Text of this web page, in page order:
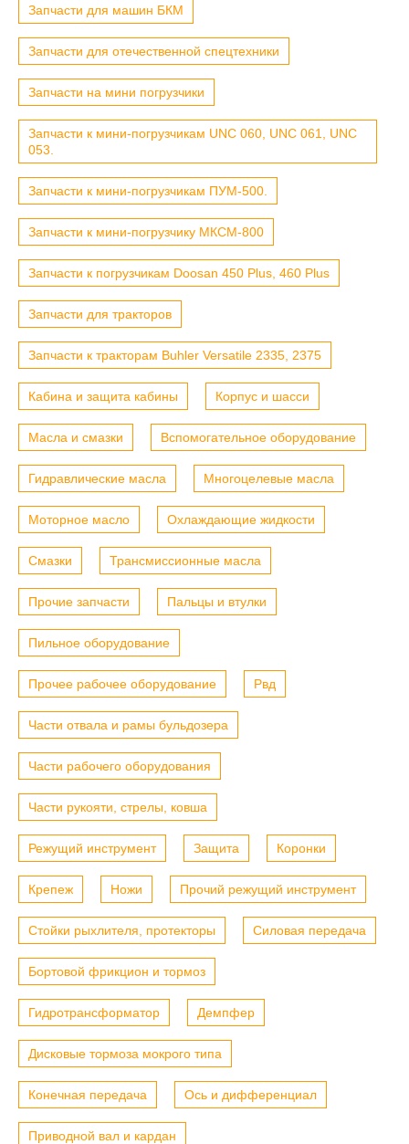
Запчасти для машин БКМ
Запчасти для отечественной спецтехники
Запчасти на мини погрузчики
Запчасти к мини-погрузчикам UNC 060, UNC 061, UNC
053.
Запчасти к мини-погрузчикам ПУМ-500.
Запчасти к мини-погрузчику МКСМ-800
Запчасти к погрузчикам Doosan 450 Plus, 460 Plus
Запчасти для тракторов
Запчасти к тракторам Buhler Versatile 2335, 2375
Кабина и защита кабины Корпус и шасси
Масла и смазки Вспомогательное оборудование
Гидравлические масла Многоцелевые масла
Моторное масло Охлаждающие жидкости
Смазки Трансмиссионные масла
Прочие запчасти Пальцы и втулки
Пильное оборудование
Прочее рабочее оборудование Рвд
Части отвала и рамы бульдозера
Части рабочего оборудования
Части рукояти, стрелы, ковша
Режущий инструмент Защита Коронки
Крепеж Ножи Прочий режущий инструмент
Стойки рыхлителя, протекторы Силовая передача
Бортовой фрикцион и тормоз
Гидротрансформатор Демпфер
Дисковые тормоза мокрого типа
Конечная передача Ось и дифференциал
Приводной вал и кардан